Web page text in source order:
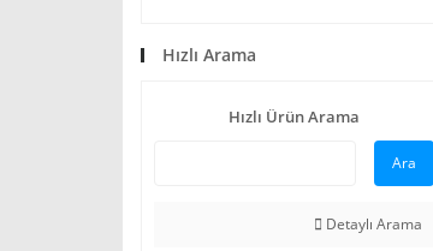
Hızlı Arama
Hızlı Ürün Arama
Ara
Detaylı Arama